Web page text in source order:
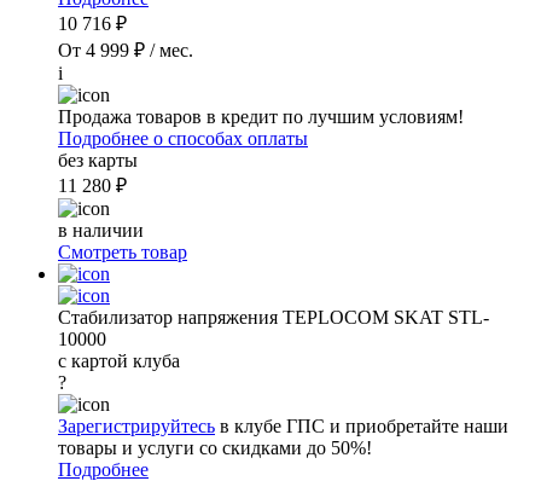
10 716 ₽
От 4 999 ₽ / мес.
i
Продажа товаров в кредит по лучшим условиям!
Подробнее о способах оплаты
без карты
11 280 ₽
в наличии
Смотреть товар
Стабилизатор напряжения TEPLOCOM SKAT STL-
10000
с картой клуба
?
Зарегистрируйтесь в клубе ГПС и приобретайте наши
товары и услуги со скидками до 50%!
Подробнее